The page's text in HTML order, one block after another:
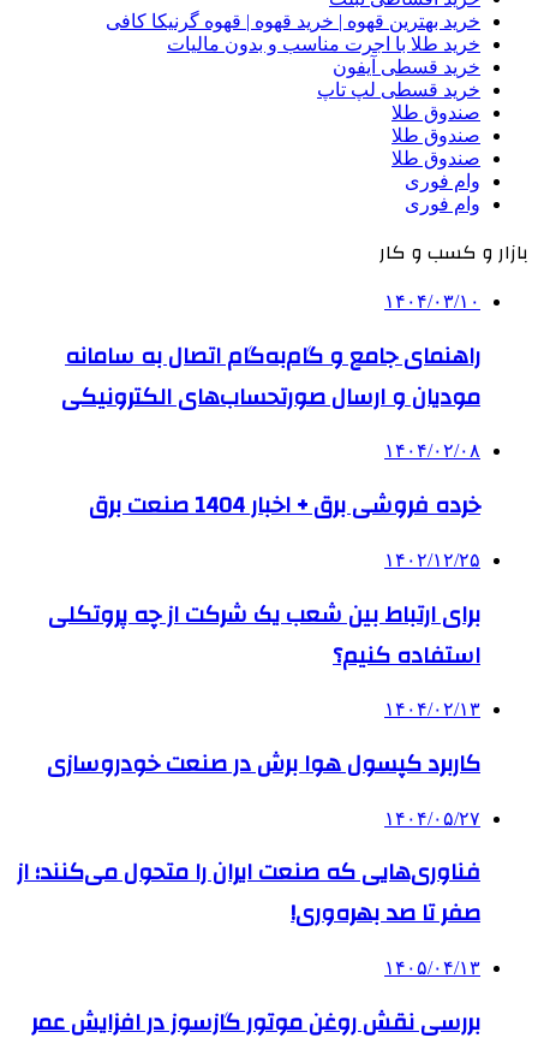
خرید بهترین قهوه | خرید قهوه | قهوه گرنیکا کافی
خرید طلا با اجرت مناسب و بدون مالیات
خرید قسطی آیفون
خرید قسطی لپ تاپ
صندوق طلا
صندوق طلا
صندوق طلا
وام فوری
وام فوری
بازار و کسب و کار
۱۴۰۴/۰۳/۱۰
راهنمای جامع و گام‌به‌گام اتصال به سامانه
مودیان و ارسال صورتحساب‌های الکترونیکی
۱۴۰۴/۰۲/۰۸
خرده فروشی برق + اخبار 1404 صنعت برق
۱۴۰۲/۱۲/۲۵
برای ارتباط بین شعب یک شرکت از چه پروتکلی
استفاده کنیم؟
۱۴۰۴/۰۲/۱۳
کاربرد کپسول هوا برش در صنعت خودروسازی
۱۴۰۴/۰۵/۲۷
فناوری‌هایی که صنعت ایران را متحول می‌کنند؛ از
صفر تا صد بهره‌وری!
۱۴۰۵/۰۴/۱۳
بررسی نقش روغن موتور گازسوز در افزایش عمر